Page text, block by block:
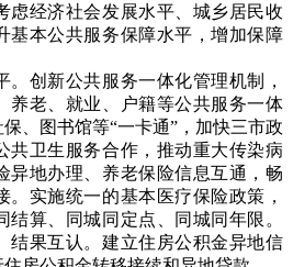
虑经济社会发展水平、城乡居民收
基本公共服务保障水平，增加保障
。创新公共服务一体化管理机制，
养老、就业、户籍等公共服务一体
、图书馆等“一卡通”，加快三市政
共卫生服务合作，推动重大传染病
异地办理、养老保险信息互通，畅
。实施统一的基本医疗保险政策，
算、同城同定点、同城同年限。
结果互认。建立住房公积金异地信